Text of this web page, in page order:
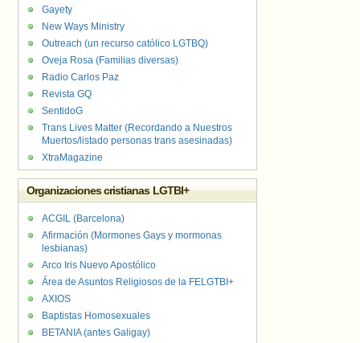
Gayety
New Ways Ministry
Outreach (un recurso católico LGTBQ)
Oveja Rosa (Familias diversas)
Radio Carlos Paz
Revista GQ
SentidoG
Trans Lives Matter (Recordando a Nuestros
Muertos/listado personas trans asesinadas)
XtraMagazine
Organizaciones cristianas LGTBI+
ACGIL (Barcelona)
Afirmación (Mormones Gays y mormonas
lesbianas)
Arco Iris Nuevo Apostólico
Área de Asuntos Religiosos de la FELGTBI+
AXIOS
Baptistas Homosexuales
BETANIA (antes Galigay)